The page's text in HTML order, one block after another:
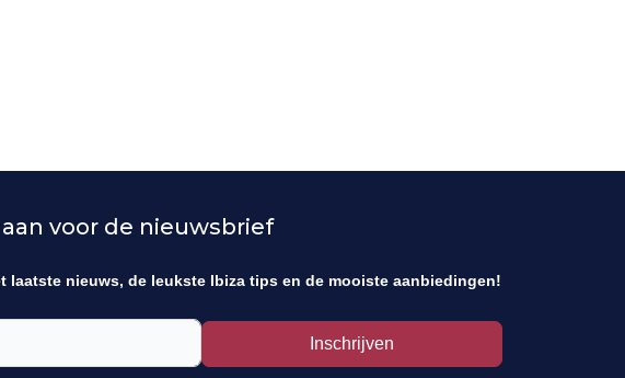
voor de nieuwsbrief
laatste nieuws, de leukste Ibiza tips en de mooiste aanbiedingen!
Inschrijven